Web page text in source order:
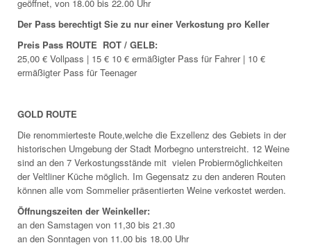
geöffnet, von 18.00 bis 22.00 Uhr
Der Pass berechtigt Sie zu nur einer Verkostung pro Keller
Preis Pass ROUTE ROT / GELB:
25,00 € Vollpass | 15 € 10 € ermäßigter Pass für Fahrer | 10 €
ermäßigter Pass für Teenager
GOLD ROUTE
Die renommierteste Route,welche die Exzellenz des Gebiets in der
historischen Umgebung der Stadt Morbegno unterstreicht. 12 Weine
sind an den 7 Verkostungsstände mit vielen Probiermöglichkeiten
der Veltliner Küche möglich. Im Gegensatz zu den anderen Routen
können alle vom Sommelier präsentierten Weine verkostet werden.
Öffnungszeiten der Weinkeller:
an den Samstagen von 11,30 bis 21.30
an den Sonntagen von 11.00 bis 18.00 Uhr